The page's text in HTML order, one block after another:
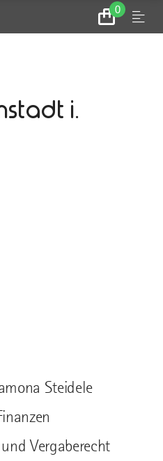
0
Zum
Warenkorb
Menu
i.
Steidele
Vergaberecht